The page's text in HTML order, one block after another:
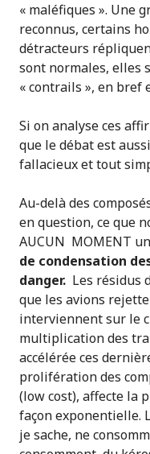
« maléfiques ». Une
reconnus, certains
détracteurs
sont normales, elles
« contrails », en bref
Si on analyse ces
que le débat est
fallacieux et tout
Au-delà des
en question, ce que
AUCUN MOMENT
de condensation
danger. Les résidus
que les avions
interviennent sur le
multiplication des
accélérée ces
prolifération des
(low cost), affecte la
façon exponentielle.
je sache, ne